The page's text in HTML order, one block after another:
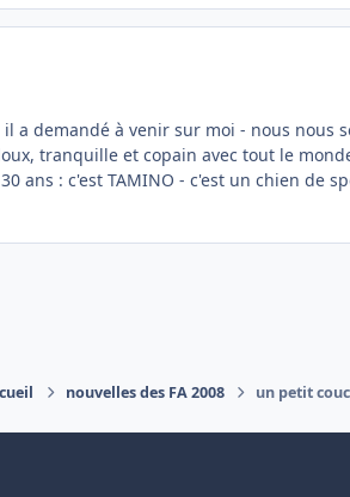
demandé à venir sur moi - nous nous
tranquille et copain avec tout le
ans : c'est TAMINO - c'est un chien de
nouvelles des FA 2008 un petit